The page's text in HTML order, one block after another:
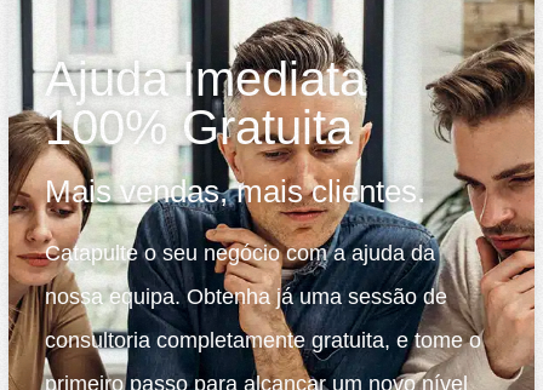
Ajuda Imediata
100% Gratuita
Mais vendas, mais clientes.
Catapulte o seu negócio com a ajuda da
nossa equipa. Obtenha já uma sessão de
consultoria completamente gratuita, e tome o
primeiro passo para alcançar um novo nível